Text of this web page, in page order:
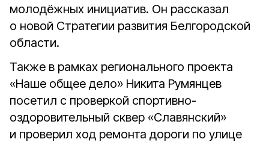
молодёжных инициатив. Он рассказал
о новой Стратегии развития Белгородской
области.
Также в рамках регионального проекта
«Наше общее дело» Никита Румянцев
посетил с проверкой спортивно-
оздоровительный сквер «Славянский»
и проверил ход ремонта дороги по улице